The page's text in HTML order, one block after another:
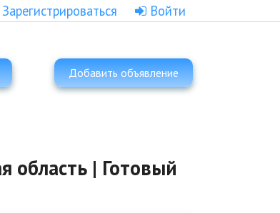
Зарегистрироваться Войти
Добавить объявление
область | Готовый